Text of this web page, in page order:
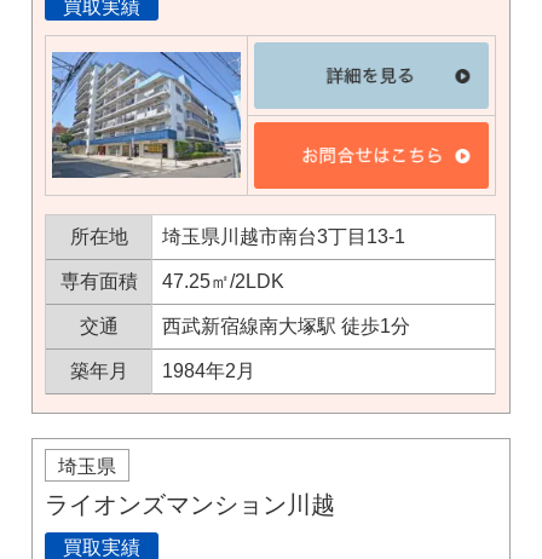
買取実績
所在地 埼玉県川越市南台3丁目13-1
専有面積 47.25㎡/2LDK
交通 西武新宿線南大塚駅 徒歩1分
築年月 1984年2月
埼玉県
ライオンズマンション川越
買取実績